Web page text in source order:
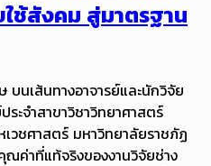
ช้สังคม สู่มาตรฐาน
บนเส้นทางอาจารย์และนักวิจัย
ระจำสาขาวิชาวิทยาศาสตร์
วชศาสตร์ มหาวิทยาลัยราชภัฏ
ค่าที่แท้จริงของงานวิจัยช่าง